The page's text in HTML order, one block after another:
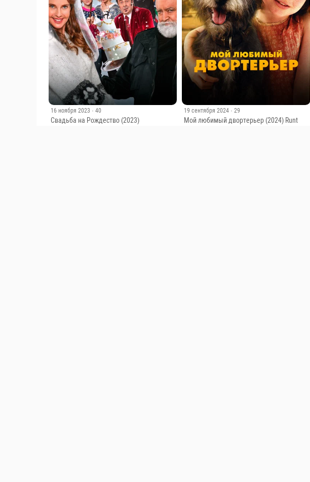
16 ноября 2023 · 40
Свадьба на Рождество (2023)
19 сентября 2024 · 29
Мой любимый двортерьер (2024) Runt